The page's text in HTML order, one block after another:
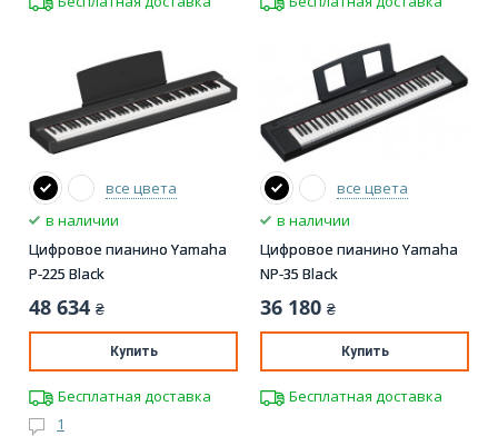
все цвета
в наличии
Цифровое пианино Yamaha
P-225 Black
48 634 ₴
Купить
Бесплатная доставка
1
все цвета
в наличии
Цифровое пианино Yamaha
NP-35 Black
36 180 ₴
Купить
Бесплатная доставка